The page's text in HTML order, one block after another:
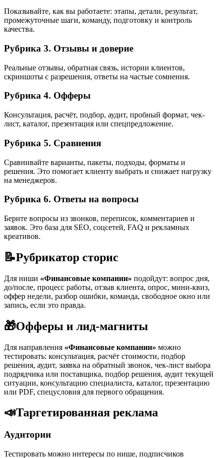
Показывайте, как вы работаете: этапы, детали, результат,
промежуточные шаги, команду, подготовку и контроль
качества.
Рубрика 3. Отзывы и доверие
Реальные отзывы, обратная связь, истории клиентов,
скриншоты с разрешения, ответы на частые сомнения.
Рубрика 4. Офферы
Консультация, расчёт, подбор, аудит, пробный формат, чек-
лист, каталог, презентация или спецпредложение.
Рубрика 5. Сравнения
Сравнивайте варианты, пакеты, подходы, форматы и
решения. Это помогает клиенту выбрать и снижает нагрузку
на менеджеров.
Рубрика 6. Ответы на вопросы
Берите вопросы из звонков, переписок, комментариев и
заявок. Это база для SEO, соцсетей, FAQ и рекламных
креативов.
📝Рубрикатор сторис
Для ниши «Финансовые компании» подойдут: вопрос дня,
до/после, процесс работы, отзыв клиента, опрос, мини-квиз,
оффер недели, разбор ошибки, команда, свободное окно или
запись, если это правда.
🎁Офферы и лид-магниты
Для направления «Финансовые компании» можно
тестировать: консультация, расчёт стоимости, подбор
решения, аудит, заявка на обратный звонок, чек-лист выбора
подрядчика или поставщика, подбор решения, аудит текущей
ситуации, консультацию специалиста, каталог, презентацию
или PDF, спецусловия для первого обращения.
📣Таргетированная реклама
Аудитории
Тестировать можно интересы по нише, подписчиков